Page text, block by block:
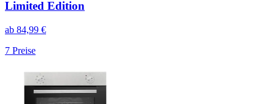
Limited Edition
ab 84,99 €
7 Preise